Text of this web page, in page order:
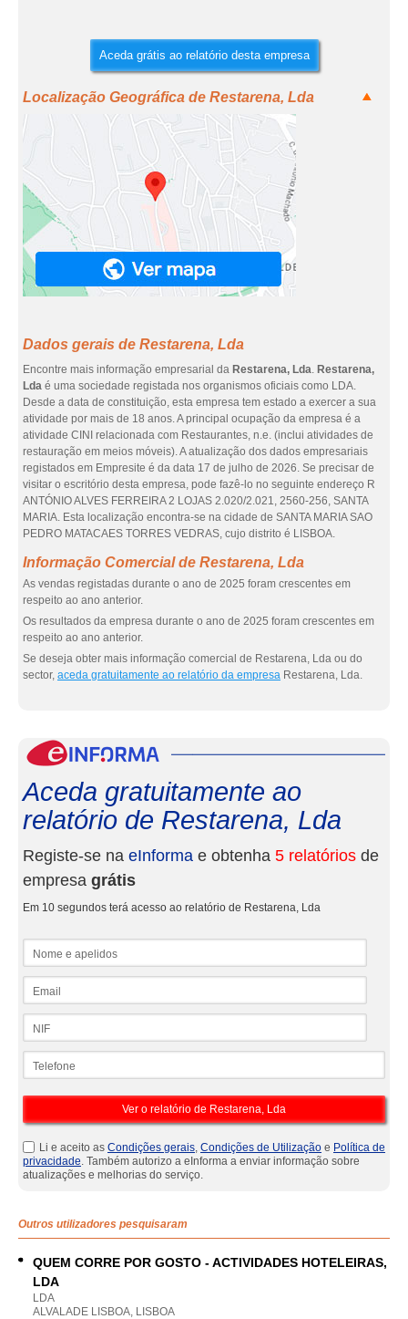
Aceda grátis ao relatório desta empresa
Localização Geográfica de Restarena, Lda
Dados gerais de Restarena, Lda
Encontre mais informação empresarial da Restarena, Lda. Restarena,
Lda é uma sociedade registada nos organismos oficiais como LDA.
Desde a data de constituição, esta empresa tem estado a exercer a sua
atividade por mais de 18 anos. A principal ocupação da empresa é a
atividade CINI relacionada com Restaurantes, n.e. (inclui atividades de
restauração em meios móveis). A atualização dos dados empresariais
registados em Empresite é da data 17 de julho de 2026. Se precisar de
visitar o escritório desta empresa, pode fazê-lo no seguinte endereço R
ANTÓNIO ALVES FERREIRA 2 LOJAS 2.020/2.021, 2560-256, SANTA
MARIA. Esta localização encontra-se na cidade de SANTA MARIA SAO
PEDRO MATACAES TORRES VEDRAS, cujo distrito é LISBOA.
Informação Comercial de Restarena, Lda
As vendas registadas durante o ano de 2025 foram crescentes em
respeito ao ano anterior.
Os resultados da empresa durante o ano de 2025 foram crescentes em
respeito ao ano anterior.
Se deseja obter mais informação comercial de Restarena, Lda ou do
sector, aceda gratuitamente ao relatório da empresa Restarena, Lda.
Aceda gratuitamente ao
relatório de Restarena, Lda
Registe-se na eInforma e obtenha 5 relatórios de
empresa grátis
Em 10 segundos terá acesso ao relatório de Restarena, Lda
Li e aceito as Condições gerais, Condições de Utilização e Política de
privacidade. Também autorizo a eInforma a enviar informação sobre
atualizações e melhorias do serviço.
Outros utilizadores pesquisaram
QUEM CORRE POR GOSTO - ACTIVIDADES HOTELEIRAS,
LDA
LDA
ALVALADE LISBOA, LISBOA